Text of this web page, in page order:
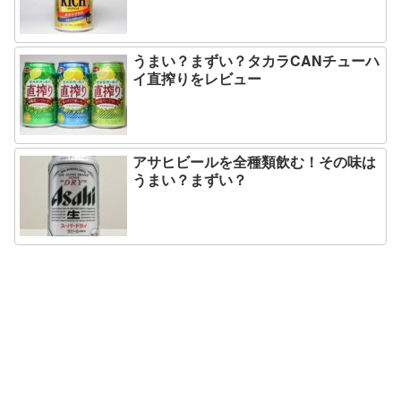
うまい？まずい？タカラCANチューハ
イ直搾りをレビュー
アサヒビールを全種類飲む！その味は
うまい？まずい？